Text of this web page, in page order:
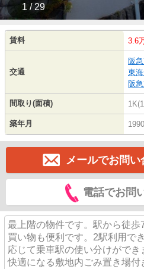
1 / 29
賃料 3.6
交通
阪
東
阪
間取り(面積)
築年月
メールでお問
電話でお問
最上階の物件です。駅から徒
買い物も便利です。2駅利用で
応じて乗車駅の使い分けがで
快適になる敷地内ごみ置き場